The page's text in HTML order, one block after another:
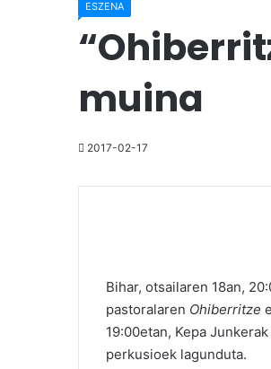
ESZENA
muina
2017-02-17
Bihar, otsailaren 18an,
pastoralaren Ohiberritze
19:00etan, Kepa Junkerak
perkusioek lagunduta.